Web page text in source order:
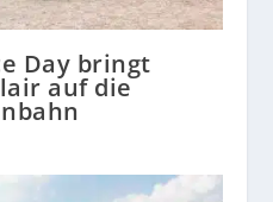
Day bringt
auf die